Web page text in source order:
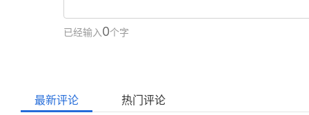
已经输入0个字
最新评论 热门评论